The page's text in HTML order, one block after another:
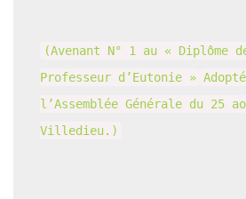
(Avenant N° 1 au « Diplôme
Professeur d’Eutonie »
l’Assemblée Générale du 25
Villedieu.)